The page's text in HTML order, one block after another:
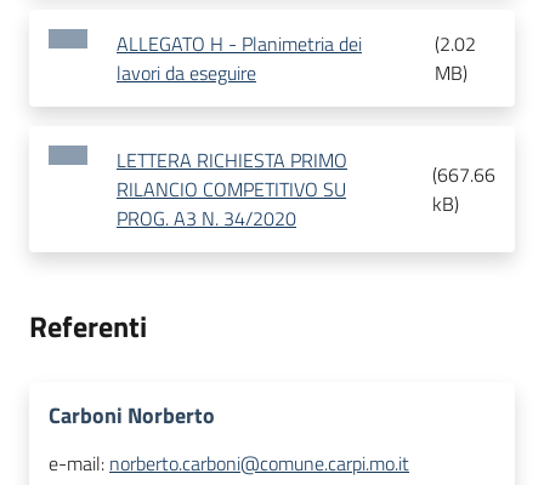
ALLEGATO H - Planimetria dei
lavori da eseguire
(2.02
MB)
LETTERA RICHIESTA PRIMO
RILANCIO COMPETITIVO SU
PROG. A3 N. 34/2020
(667.66
kB)
Referenti
Carboni Norberto
e-mail: norberto.carboni@comune.carpi.mo.it